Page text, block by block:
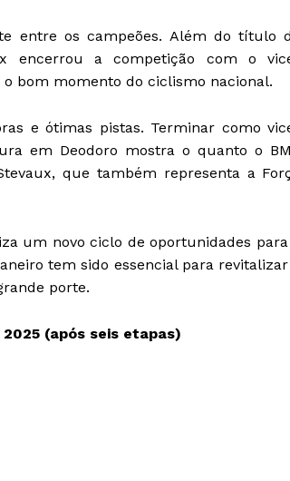
entre os campeões. Além do título
encerrou a competição com o
bom momento do ciclismo nacional.
e ótimas pistas. Terminar como
em Deodoro mostra o quanto o
que também representa a
um novo ciclo de oportunidades
tem sido essencial para
porte.
(após seis etapas)